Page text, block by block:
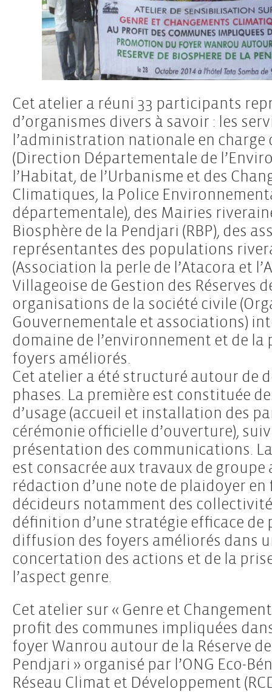
Cet atelier a réuni 33 participants
d’organismes divers à savoir : les
l’administration nationale en charge
(Direction Départementale de
l’Habitat, de l’Urbanisme et des
Climatiques, la Police
départementale), des Mairies
Biosphère de la Pendjari (RBP), des
représentantes des populations
(Association la perle de l’Atacora et
Villageoise de Gestion des Réserves
organisations de la société civile
Gouvernementale et associations)
domaine de l’environnement et de
foyers améliorés.
Cet atelier a été structuré autour de
phases. La première est constituée
d’usage (accueil et installation des
cérémonie officielle d’ouverture),
présentation des communications.
est consacrée aux travaux de
rédaction d’une note de plaidoyer en
décideurs notamment des
définition d’une stratégie efficace
diffusion des foyers améliorés dans
concertation des actions et de la
l’aspect genre.
Cet atelier sur « Genre et
profit des communes impliquées
foyer Wanrou autour de la Réserve
Pendjari » organisé par l’ONG Eco-
Réseau Climat et Développement